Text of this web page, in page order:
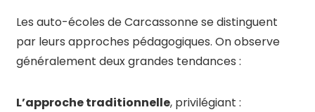
Les auto-écoles de Carcassonne se distinguent
par leurs approches pédagogiques. On observe
généralement deux grandes tendances :
L’approche traditionnelle, privilégiant :